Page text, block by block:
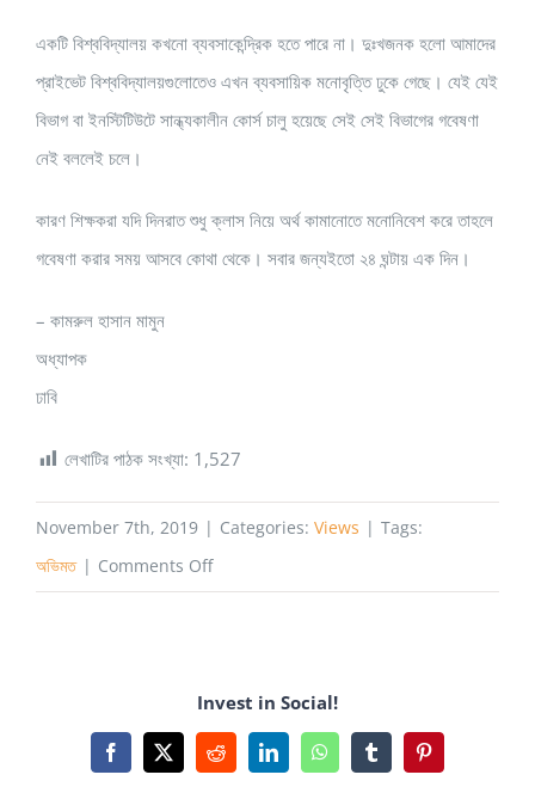
একটি বিশ্ববিদ্যালয় কখনো ব্যবসাকেন্দ্রিক হতে পারে না। দুঃখজনক হলো আমাদের
প্রাইভেট বিশ্ববিদ্যালয়গুলোতেও এখন ব্যবসায়িক মনোবৃত্তি ঢুকে গেছে। যেই যেই
বিভাগ বা ইনস্টিটিউটে সান্ধ্যকালীন কোর্স চালু হয়েছে সেই সেই বিভাগের গবেষণা
নেই বললেই চলে।
কারণ শিক্ষকরা যদি দিনরাত শুধু ক্লাস নিয়ে অর্থ কামানোতে মনোনিবেশ করে তাহলে
গবেষণা করার সময় আসবে কোথা থেকে। সবার জন্যইতো ২৪ ঘন্টায় এক দিন।
– কামরুল হাসান মামুন
অধ্যাপক
ঢাবি
লেখাটির পাঠক সংখ্যা: 1,527
November 7th, 2019 | Categories: Views | Tags:
অভিমত | Comments Offon
কোনোটিকেই
বিশ্ববিদ্যালয়
Invest in Social!
Facebook
X RedditLinkedInWhatsAppTumblrPinterest